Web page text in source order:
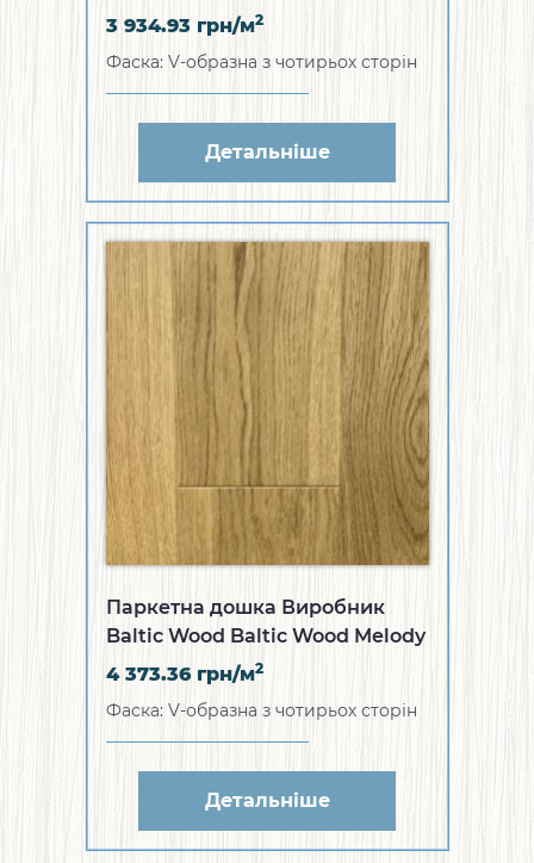
Collection Wisdom White & Grey
3 934.93 грн/м2
Фаска: V-образна з чотирьох сторін
Детальніше
Паркетна дошка Виробник
Baltic Wood Baltic Wood Melody
Collection Дуб Classic 1R (WZ-
4 373.36 грн/м2
Фаска: V-образна з чотирьох сторін
Детальніше